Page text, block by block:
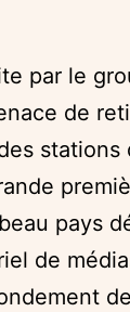
par le
de
stations
pays
de